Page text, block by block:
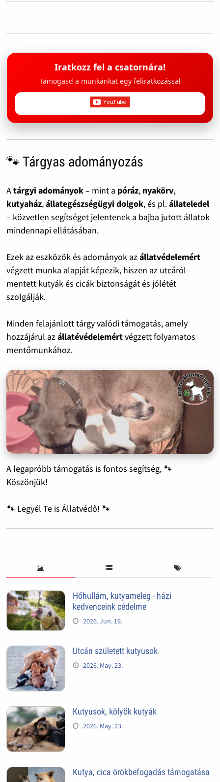
Iratkozz fel a csatornára!
Támogasd a munkánkat egy feliratkozással
🐾 Tárgyas adományozás
Atárgyi adományok– mint a póráz, nyakörv,
kutyaház,állategészségügyi dolgok, és pl.állateledel
– közvetlen segítséget jelentenek a bajba jutott állatok
mindennapi ellátásában.
Ezek az eszközök és adományok azállatvédelemért
végzett munka alapját képezik, hiszen az utcáról
mentett kutyák és cicák biztonságát és jólétét
szolgálják.
Minden felajánlott tárgy valódi támogatás, amely
hozzájárul azállatévédelemértvégzett folyamatos
mentőmunkához.
A legapróbb támogatás is fontos segítség, 🐾
Köszönjük!
🐾 Legyél Te is Állatvédő! 🐾
Hőhullám, kutyameleg - házi
kedvenceink cédelme
2026. Jun. 19.
Utcán született kutyusok
2026. May. 23.
Kutyusok, kölyök kutyák
2026. May. 23.
Kutya, cica örökbefogadás támogatása